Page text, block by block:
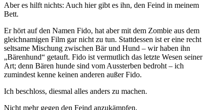
Aber es hilft nichts: Auch hier gibt es ihn, den Feind in meinem
Bett.
Er hört auf den Namen Fido, hat aber mit dem Zombie aus dem
gleichnamigen Film gar nicht zu tun. Stattdessen ist er eine recht
seltsame Mischung zwischen Bär und Hund – wir haben ihn
„Bärenhund“ getauft. Fido ist vermutlich das letzte Wesen seiner
Art; denn Bären hunde sind vom Aussterben bedroht – ich
zumindest kenne keinen anderen außer Fido.
Ich beschloss, diesmal alles anders zu machen.
Nicht mehr gegen den Feind anzukämpfen.